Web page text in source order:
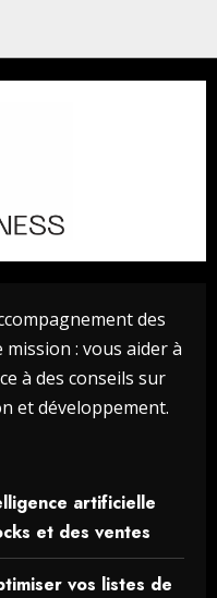
des
: vous aider à
à des conseils sur
et développement.
artificielle
et des ventes
vos listes de